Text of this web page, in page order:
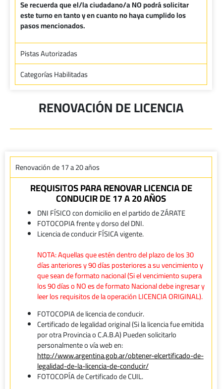
Se recuerda que el/la ciudadano/a NO podrá solicitar
este turno en tanto y en cuanto no haya cumplido los
pasos mencionados.
Pistas Autorizadas
Categorías Habilitadas
RENOVACIÓN DE LICENCIA
Renovación de 17 a 20 años
REQUISITOS PARA RENOVAR LICENCIA DE
CONDUCIR DE 17 A 20 AÑOS
DNI FÍSICO con domicilio en el partido de ZÁRATE
FOTOCOPIA frente y dorso del DNI.
Licencia de conducir FÍSICA vigente.
NOTA: Aquellas que estén dentro del plazo de los 30
días anteriores y 90 días posteriores a su vencimiento y
que sean de formato nacional (Si el vencimiento supera
los 90 días o NO es de formato Nacional debe ingresar y
leer los requisitos de la operación LICENCIA ORIGINAL).
FOTOCOPIA de licencia de conducir.
Certificado de legalidad original (Si la licencia fue emitida
por otra Provincia o C.A.B.A) Pueden solicitarlo
personalmente o vía web en:
http://www.argentina.gob.ar/obtener-elcertificado-de-
legalidad-de-la-licencia-de-conducir/
FOTOCOPÍA de Certificado de CUIL.